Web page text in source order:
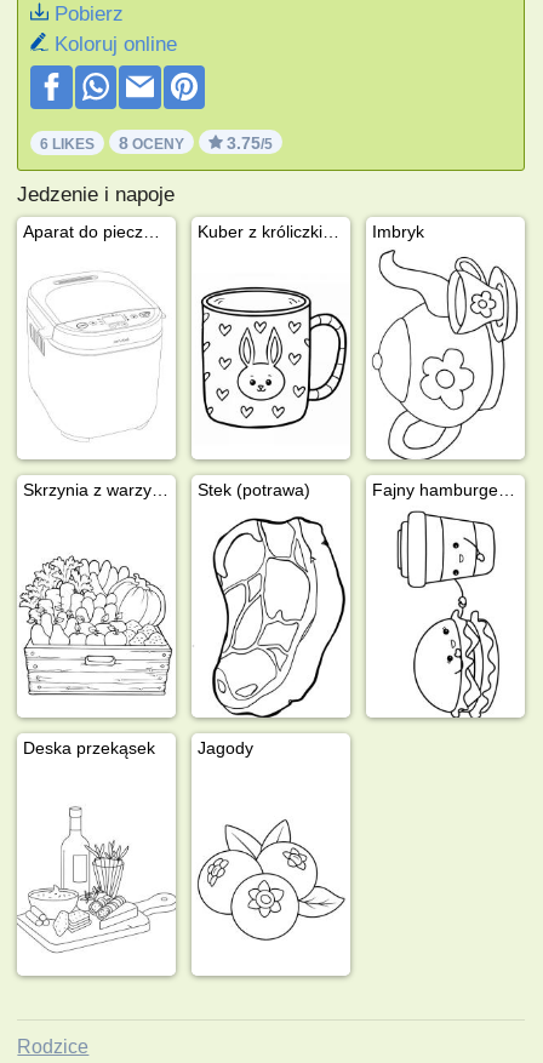
Pobierz
Koloruj online
6 LIKES 8 OCENY 3.75/5
Jedzenie i napoje
Imbryk
Stek (potrawa)
Deska przekąsek Jagody
Rodzice